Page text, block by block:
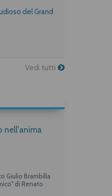
del Grand
Vedi tutti
nell'anima
Giulio Brambilla
di Renato